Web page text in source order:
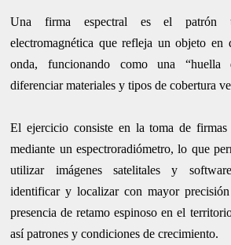
Una firma espectral es el patrón
electromagnética que refleja un objeto en
onda, funcionando como una “huella
diferenciar materiales y tipos de cobertura
El ejercicio consiste en la toma de firmas
mediante un espectroradiómetro, lo que
utilizar imágenes satelitales y
identificar y localizar con mayor
presencia de retamo espinoso en el
así patrones y condiciones de crecimiento.